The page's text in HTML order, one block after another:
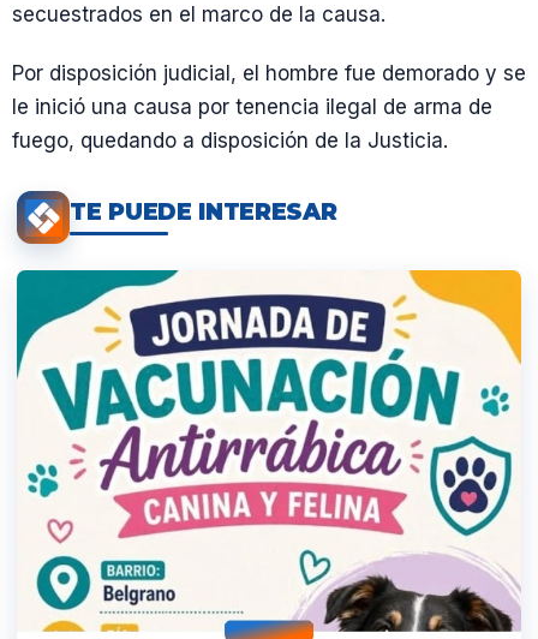
secuestrados en el marco de la causa.
Por disposición judicial, el hombre fue demorado y se
le inició una causa por tenencia ilegal de arma de
fuego, quedando a disposición de la Justicia.
TE PUEDE INTERESAR